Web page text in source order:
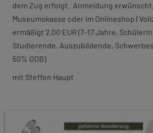
dem Zug erfolgt. Anmeldung
Museumskasse oder im Onlineshop |
ermäßigt 2,00 EUR (7-17 Jahre,
Studierende, Auszubildende,
50% GDB)
mit Steffen Haupt